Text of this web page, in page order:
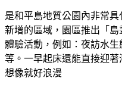
是和平島地質公園內非常
新增的區域，園區推出「
體驗活動，例如：夜訪水
等。一早起床還能直接迎
想像就好浪漫